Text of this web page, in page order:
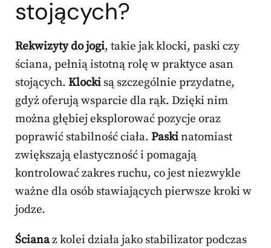
stojących?
Rekwizyty do jogi, takie jak klocki, paski czy
ściana, pełnią istotną rolę w praktyce asan
stojących. Klocki są szczególnie przydatne,
gdyż oferują wsparcie dla rąk. Dzięki nim
można głębiej eksplorować pozycje oraz
poprawić stabilność ciała. Paskinatomiast
zwiększają elastyczność i pomagają
kontrolować zakres ruchu, co jest niezwykle
ważne dla osób stawiających pierwsze kroki w
jodze.
Ścianaz kolei działa jako stabilizator podczas